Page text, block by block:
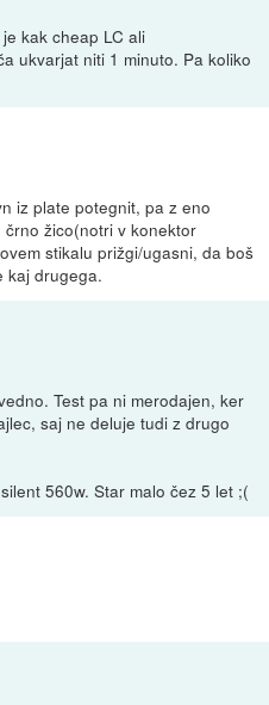
kak cheap LC ali
ukvarjat niti 1 minuto. Pa koliko
iz plate potegnit, pa z eno
žico(notri v konektor
stikalu prižgi/ugasni, da boš
kaj drugega.
Test pa ni merodajen, ker
saj ne deluje tudi z drugo
560w. Star malo čez 5 let ;(